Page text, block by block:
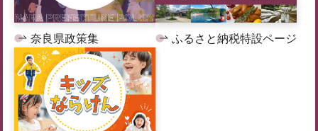
奈良県政策集 ふるさと納税特設ページ